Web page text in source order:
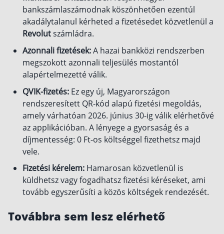
bankszámlaszámodnak köszönhetően ezentúl
akadálytalanul kérheted a fizetésedet közvetlenül a
Revolutszámládra.
Azonnali fizetések:A hazai bankközi rendszerben
megszokott azonnali teljesülés mostantól
alapértelmezetté válik.
QVIK-fizetés: Ez egy új, Magyarországon
rendszeresített QR-kód alapú fizetési megoldás,
amely várhatóan 2026. június 30-ig válik elérhetővé
az applikációban. A lényege a gyorsaság és a
díjmentesség: 0 Ft-os költséggel fizethetsz majd
vele.
Fizetési kérelem: Hamarosan közvetlenül is
küldhetsz vagy fogadhatsz fizetési kéréseket, ami
tovább egyszerűsíti a közös költségek rendezését.
Továbbra sem lesz elérhető